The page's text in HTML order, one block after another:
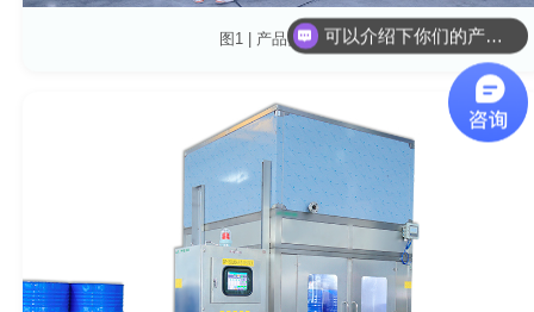
图1 | 产品实拍展示
可以介绍下你们的产品么？
可以给我份详细报价么？